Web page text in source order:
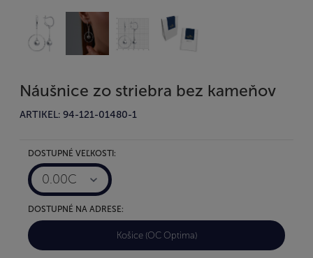
Náušnice zo striebra bez kameňov
ARTIKEL: 94-121-01480-1
DOSTUPNÉ VEĽKOSTI:
0.00C
DOSTUPNÉ NA ADRESE:
Košice (OC Optima)